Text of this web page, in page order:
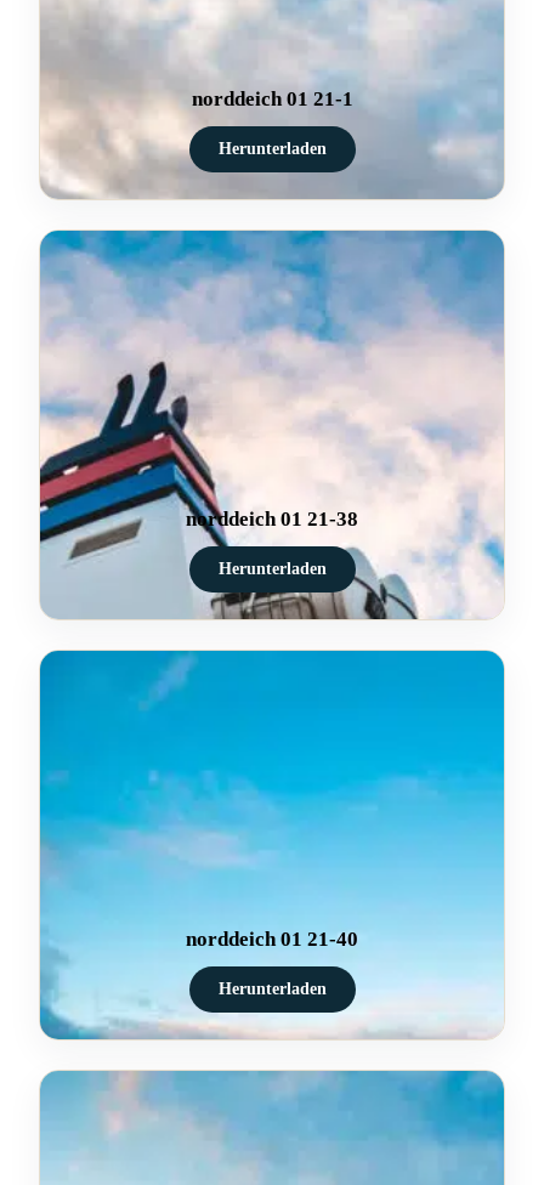
norddeich 01 21-1
Herunterladen
norddeich 01 21-38
Herunterladen
norddeich 01 21-40
Herunterladen